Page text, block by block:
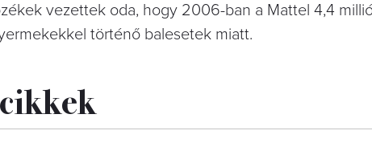
vezettek oda, hogy 2006-ban a Mattel 4,4
történő balesetek miatt.